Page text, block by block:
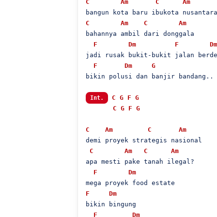
C Am C
Am
C
Am C
Am
bahannya ambil dari donggala
F
Dm F
Dm
jadi rusak bukit-bukit jalan
F
Dm
G
bikin polusi dan banjir bandang..
Int. C G F G
C G F G
C Am C
Am
demi proyek strategis nasional
C
Am C
Am
apa mesti pake tanah ilegal?
F
Dm
F
Dm
bikin bingung
F
Dm